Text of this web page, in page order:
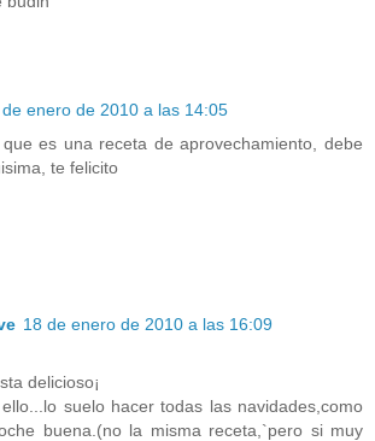
de enero de 2010 a las 14:05
es una receta de aprovechamiento, debe
te felicito
18 de enero de 2010 a las 16:09
delicioso¡
suelo hacer todas las navidades,como
buena.(no la misma receta,`pero si muy